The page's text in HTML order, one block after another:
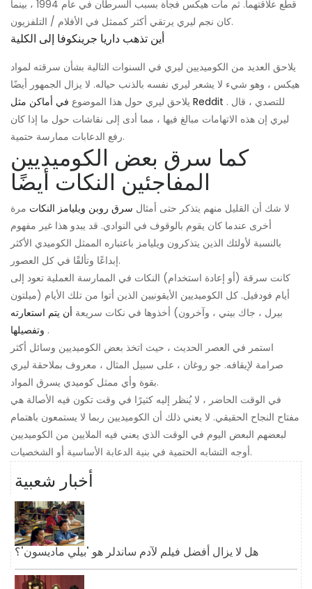
قطع علاقتهما. ثم مات هيكس فجأة بسبب السرطان في عام 1994 ، بينما
كان نجم ليري يرتقي أكثر كممثل في الأفلام / التلفزيون.
أين تذهب داريا جرينكوفا إلى الكلية
يلاحق العديد من الكوميديين ليري في السنوات التالية بشأن سرقته لمواد
هيكس ، وهو شيء لا يشعر ليري نفسه بالذنب حياله. لا يزال الجمهور أيضًا
يلاحق ليري حول هذا الموضوع في أماكن مثل Reddit . للتصدي ، قال
ليري إن هذه الاتهامات مبالغ فيها ، مما أدى إلى نقاشات حول ما إذا كان
رفع الدعابات ممارسة حتمية.
كما سرق بعض الكوميديين
المفاجئين النكات أيضًا
لا شك أن القليل منهم يتذكر حتى أمثال سرق روبن ويليامز النكات مرة
أخرى عندما كان يقوم بالوقوف في النوادي. قد يبدو هذا غير مفهوم
بالنسبة لأولئك الذين يتذكرون ويليامز باعتباره الممثل الكوميدي الأكثر
إبداعًا وتألقًا في كل العصور.
كانت سرقة (أو إعادة استخدام) النكات في الممارسة العملية تعود إلى
أيام فودفيل. كل الكوميديين الأيقونيين الذين أتوا من تلك الأيام (ميلتون
بيرل ، جاك بيني ، وآخرون) أخذوها في نكات سريعة أن يتم استعارته
وتفصيلها .
استمر في العصر الحديث ، حيث اتخذ بعض الكوميديين وسائل أكثر
صرامة لإيقافه. جو روغان ، على سبيل المثال ، معروف بملاحقة ليري
بقوة وأي ممثل كوميدي يسرق المواد.
في الوقت الحاضر ، لا يُنظر إليه كثيرًا في وقت تكون فيه الأصالة هي
مفتاح النجاح الحقيقي. لا يعني ذلك أن الكوميديين ربما لا يستمعون باهتمام
لبعضهم البعض اليوم في الوقت الذي يعني فيه الملايين من الكوميديين
أوجه التشابه الحتمية في بنية الدعابة الأساسية أو الشخصيات.
أخبار شعبية
هل لا يزال أفضل فيلم لآدم ساندلر هو 'بيلي ماديسون'؟